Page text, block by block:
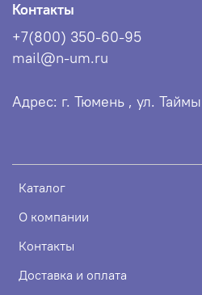
Каталог
О компании
Контакты
Доставка и оплата
Контакты
+7(800) 350-60-95
mail@n-um.ru
Адрес: г. Тюмень , ул.